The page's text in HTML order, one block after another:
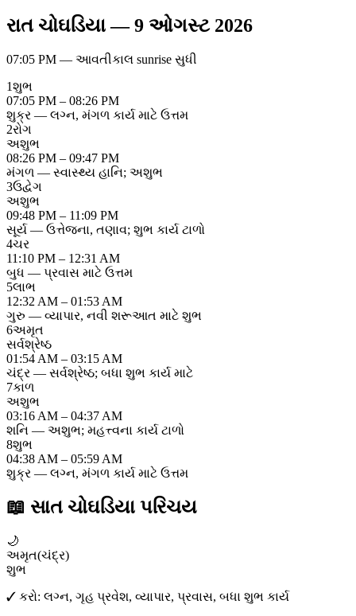
રાત ચોઘડિયા—9 ઓગસ્ટ 2026
07:05 PM — આવતીકાલ sunrise સુધી
1શુભ
07:05 PM – 08:26 PM
શુક્ર — લગ્ન, મંગળ કાર્ય માટે ઉત્તમ
2રોગ
અશુભ
08:26 PM – 09:47 PM
મંગળ — સ્વાસ્થ્ય હાનિ; અશુભ
3ઉદ્વેગ
અશુભ
09:48 PM – 11:09 PM
સૂર્ય — ઉત્તેજના, તણાવ; શુભ કાર્ય ટાળો
4ચર
11:10 PM – 12:31 AM
બુધ — પ્રવાસ માટે ઉત્તમ
5લાભ
12:32 AM – 01:53 AM
ગુરુ — વ્યાપાર, નવી શરૂઆત માટે શુભ
6અમૃત
સર્વશ્રેષ્ઠ
01:54 AM – 03:15 AM
ચંદ્ર — સર્વશ્રેષ્ઠ; બધા શુભ કાર્ય માટે
7કાળ
અશુભ
03:16 AM – 04:37 AM
શનિ — અશુભ; મહત્ત્વના કાર્ય ટાળો
8શુભ
04:38 AM – 05:59 AM
શુક્ર — લગ્ન, મંગળ કાર્ય માટે ઉત્તમ
📖 સાત ચોઘડિયા પરિચય
🌙
અમૃત(ચંદ્ર)
શુભ
✓ કરો: લગ્ન, ગૃહ પ્રવેશ, વ્યાપાર, પ્રવાસ, બધા શુભ કાર્ય